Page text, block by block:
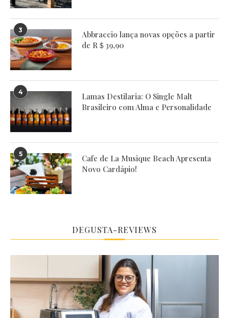
3
Abbraccio lança novas opções a partir
de R＄39,90
4
Lamas Destilaria: O Single Malt
Brasileiro com Alma e Personalidade
5
Cafe de La Musique Beach Apresenta
Novo Cardápio!
DEGUSTA-REVIEWS